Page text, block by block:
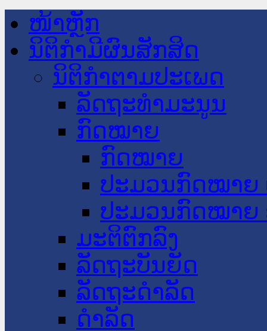
ໜ້າຫຼັກ
ນິຕິກໍາມີຜົນສັກສິດ
ນິຕິກໍາຕາມປະເພດ
ລັດຖະທໍາມະນູນ
ກົດໝາຍ
ກົດໝາຍ
ປະມວນກົດໝາຍ
ປະມວນກົດໝາຍ
ມະຕິຕົກລົງ
ລັດຖະບັນຍັດ
ລັດຖະດໍາລັດ
ດໍາລັດ